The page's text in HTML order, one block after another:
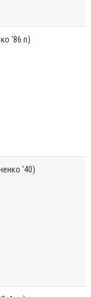
'86 п)
'40)